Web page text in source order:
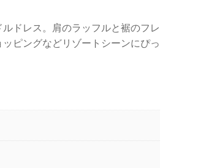
ドレス。肩のラッフルと裾のフレ
ピングなどリゾートシーンにぴっ